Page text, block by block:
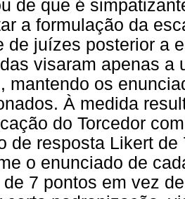
de que é
a formulação da
de juízes posterior a
visaram apenas a
mantendo os
À medida
do Torcedor
de resposta Likert
o enunciado de
7 pontos em vez